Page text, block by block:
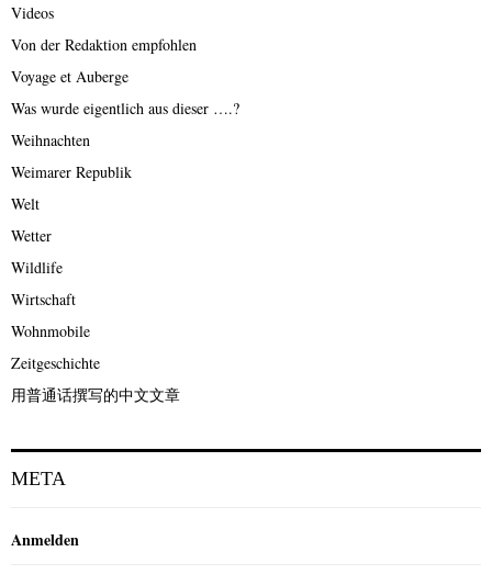
Videos
Von der Redaktion empfohlen
Voyage et Auberge
Was wurde eigentlich aus dieser ….?
Weihnachten
Weimarer Republik
Welt
Wetter
Wildlife
Wirtschaft
Wohnmobile
Zeitgeschichte
用普通话撰写的中文文章
META
Anmelden